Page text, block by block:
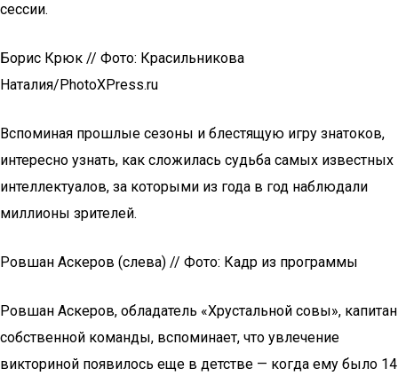
сессии.
Борис Крюк // Фото: Красильникова
Наталия/PhotoXPress.ru
Вспоминая прошлые сезоны и блестящую игру знатоков,
интересно узнать, как сложилась судьба самых известных
интеллектуалов, за которыми из года в год наблюдали
миллионы зрителей.
Ровшан Аскеров (слева) // Фото: Кадр из программы
Ровшан Аскеров, обладатель «Хрустальной совы», капитан
собственной команды, вспоминает, что увлечение
викториной появилось еще в детстве — когда ему было 14